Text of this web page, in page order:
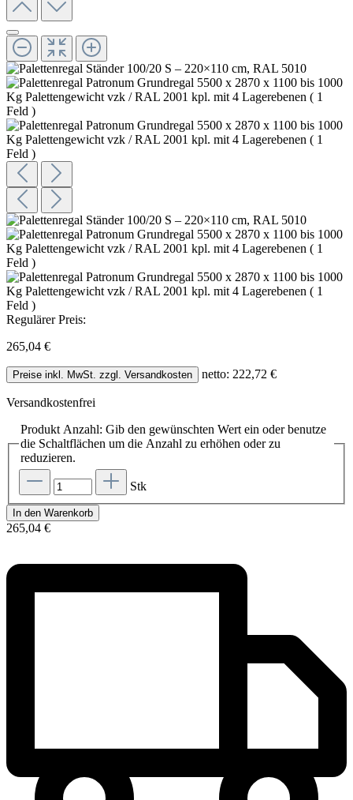
Regulärer Preis:
265,04 €
Preise inkl. MwSt. zzgl. Versandkosten netto: 222,72 €
Versandkostenfrei
Produkt Anzahl: Gib den gewünschten Wert ein oder benutze
die Schaltflächen um die Anzahl zu erhöhen oder zu
reduzieren.
Stk
In den Warenkorb
265,04 €